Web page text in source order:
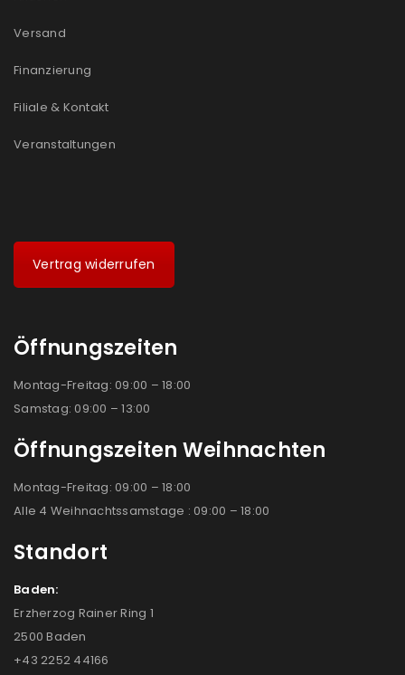
Versand
Finanzierung
Filiale & Kontakt
Veranstaltungen
Vertrag widerrufen
Öffnungszeiten
Montag-Freitag: 09:00 – 18:00
Samstag: 09:00 – 13:00
Öffnungszeiten Weihnachten
Montag-Freitag: 09:00 – 18:00
Alle 4 Weihnachtssamstage : 09:00 – 18:00
Standort
Baden:
Erzherzog Rainer Ring 1
2500 Baden
+43 2252 44166